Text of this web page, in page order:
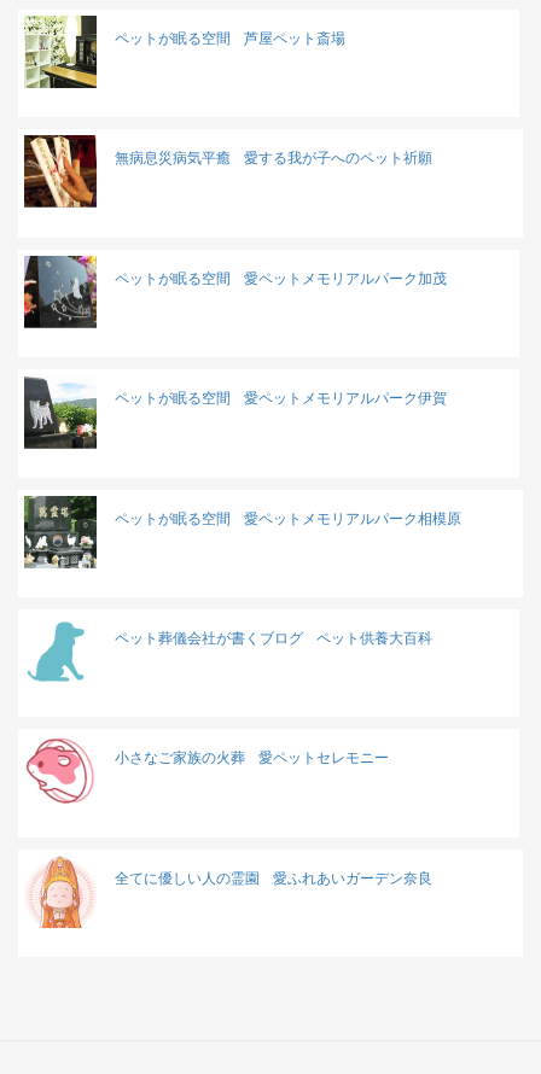
ペットが眠る空間 芦屋ペット斎場
無病息災病気平癒 愛する我が子へのペット祈願
ペットが眠る空間 愛ペットメモリアルパーク加茂
ペットが眠る空間 愛ペットメモリアルパーク伊賀
ペットが眠る空間 愛ペットメモリアルパーク相模原
ペット葬儀会社が書くブログ ペット供養大百科
小さなご家族の火葬 愛ペットセレモニー
全てに優しい人の霊園 愛ふれあいガーデン奈良